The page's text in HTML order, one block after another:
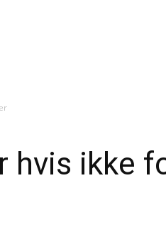
hvis ikke